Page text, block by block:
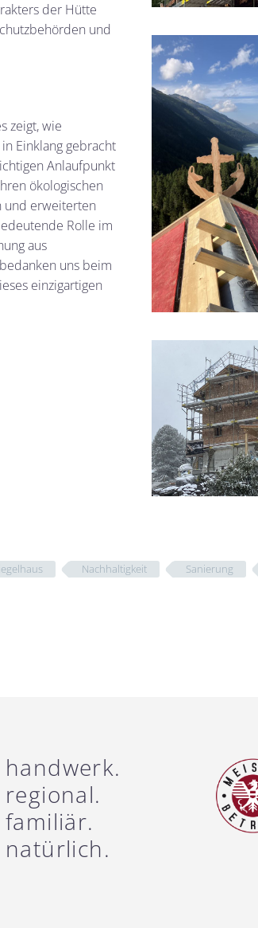
der Hütte
und
zeigt, wie
Einklang gebracht
Anlaufpunkt
ökologischen
und erweiterten
Rolle im
aus
uns beim
einzigartigen
Nachhaltigkeit Sanierung
handwerk.
regional.
familiär.
natürlich.